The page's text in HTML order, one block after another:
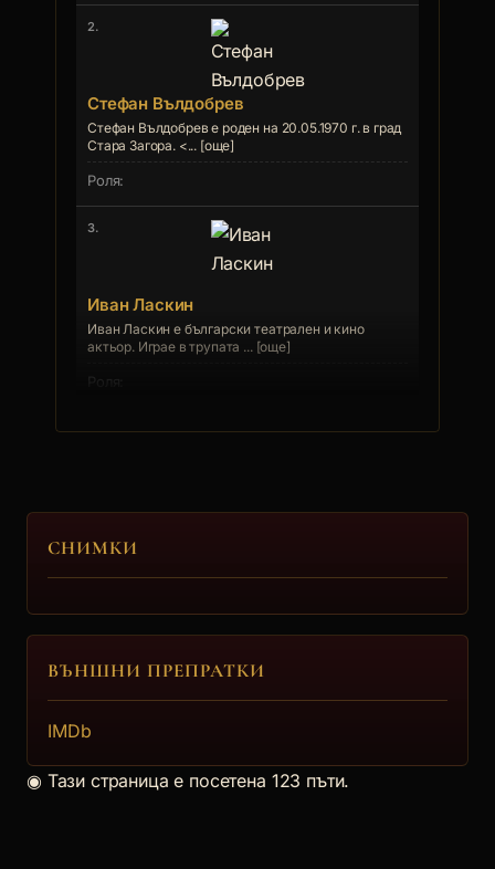
2.
Стефан Вълдобрев
Стефан Вълдобрев е роден на 20.05.1970 г. в град
Стара Загора. <... [още]
3.
Иван Ласкин
Иван Ласкин е български театрален и кино
актьор. Играе в трупата ... [още]
4.
Стефан Данаилов
СНИМКИ
ВЪНШНИ ПРЕПРАТКИ
IMDb
◉ Тази страница е посетена 123 пъти.